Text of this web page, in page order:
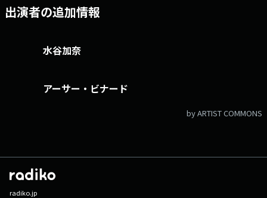
出演者の追加情報
水谷加奈
アーサー・ビナード
by ARTIST COMMONS
radiko.jp